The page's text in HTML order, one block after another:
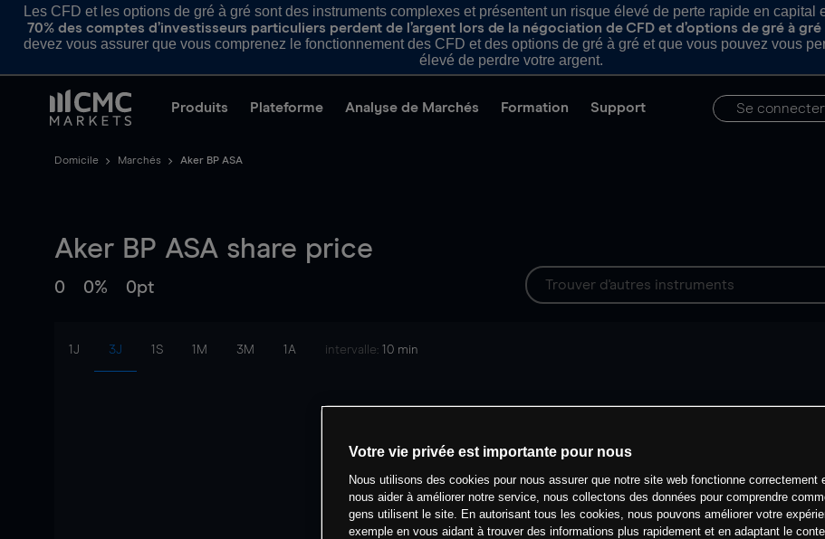
Les CFD et les options de gré à gré sont des instruments complexes et présentent un risque élevé de perte rapide en capital
70% des comptes d’investisseurs particuliers perdent de l’argent lors de la négociation de CFD et d’options de gré à
devez vous assurer que vous comprenez le fonctionnement des CFD et des options de gré à gré et que vous pouvez vous
élevé de perdre votre argent.
Produits Plateforme Analyse de Marchés Formation Support Se connecter
Domicile Marchés Aker BP ASA
Aker BP ASA share price
0 0% 0pt
1J 3J 1S 1M 3M 1A intervalle: 10 min
Votre vie privée est importante pour nous
Nous utilisons des cookies pour nous assurer que notre site web fonctionne correctement
nous aider à améliorer notre service, nous collectons des données pour comprendre
gens utilisent le site. En autorisant tous les cookies, nous pouvons améliorer votre
exemple en vous aidant à trouver des informations plus rapidement et en adaptant le